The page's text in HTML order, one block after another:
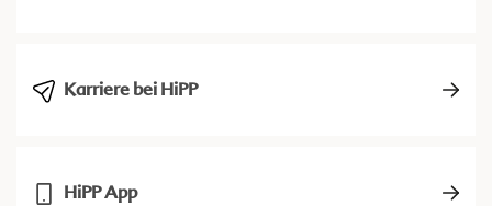
Karriere bei HiPP
HiPP App